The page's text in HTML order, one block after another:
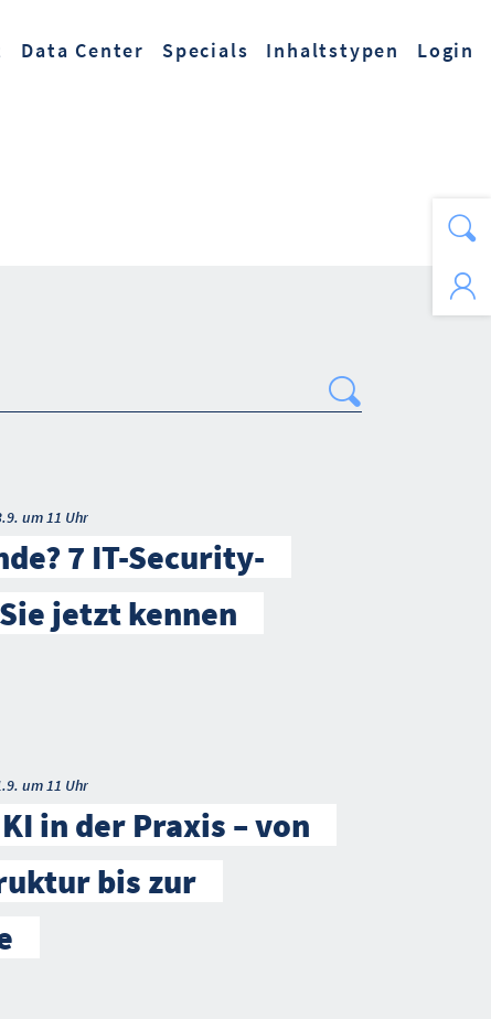
Data Center Specials Inhaltstypen Login
Search
um 11 Uhr
7 IT-Security-
jetzt kennen
um 11 Uhr
in der Praxis – von
bis zur